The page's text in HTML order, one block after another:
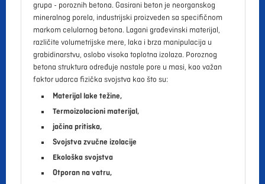
grupa - poroznih betona. Gasirani beton je neorganskog
mineralnog porela, industrijski proizveden sa specifičnom
markom celularnog betona. Lagani građevinski materijal,
različite volumetrijske mere, laka i brza manipulacija u
grabidinarstvu, oslobo visoka toplotna izolaza. Poroznog
betona struktura određuje nastale pore u masi, kao važan
faktor udarca fizička svojstva kao što su:
Materijal lake težine,
Termoizolacioni materijal,
jačina pritiska,
Svojstva zvučne izolacije
Ekološka svojstva
Otporan na vatru,